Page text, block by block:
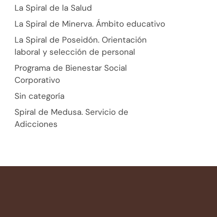
La Spiral de la Salud
La Spiral de Minerva. Ámbito educativo
La Spiral de Poseidón. Orientación
laboral y selección de personal
Programa de Bienestar Social
Corporativo
Sin categoría
Spiral de Medusa. Servicio de
Adicciones